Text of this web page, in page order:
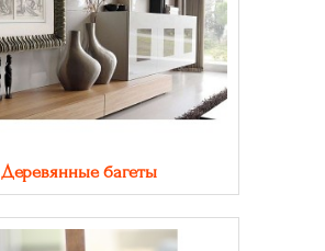
Деревянные багеты